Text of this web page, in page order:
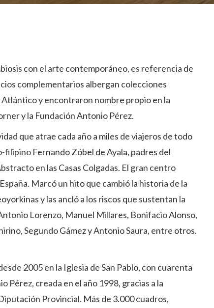
con el arte contemporáneo, es referencia de
complementarios albergan colecciones
y encontraron nombre propio en la
y la Fundación Antonio Pérez.
que atrae cada año a miles de viajeros de todo
filipino Fernando Zóbel de Ayala, padres del
en las Casas Colgadas. El gran centro
Marcó un hito que cambió la historia de la
y las ancló a los riscos que sustentan la
Lorenzo, Manuel Millares, Bonifacio Alonso,
Segundo Gámez y Antonio Saura, entre otros.
2005 en la Iglesia de San Pablo, con cuarenta
Pérez, creada en el año 1998, gracias a la
Provincial. Más de 3.000 cuadros,